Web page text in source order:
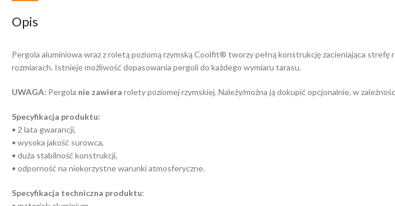
Opis
Pergola aluminiowa wraz z roletą poziomą rzymską Coolfit® tworzy pełną konstrukcję zacieniająca
rozmiarach. Istnieje możliwość dopasowania pergoli do każdego wymiaru tarasu.
UWAGA: Pergola nie zawiera rolety poziomej rzymskiej. Należy/można ją dokupić opcjonalnie, w
Specyfikacja produktu:
• 2 lata gwarancji,
• wysoka jakość surowca,
• duża stabilność konstrukcji,
• odporność na niekorzystne warunki atmosferyczne.
Specyfikacja techniczna produktu: